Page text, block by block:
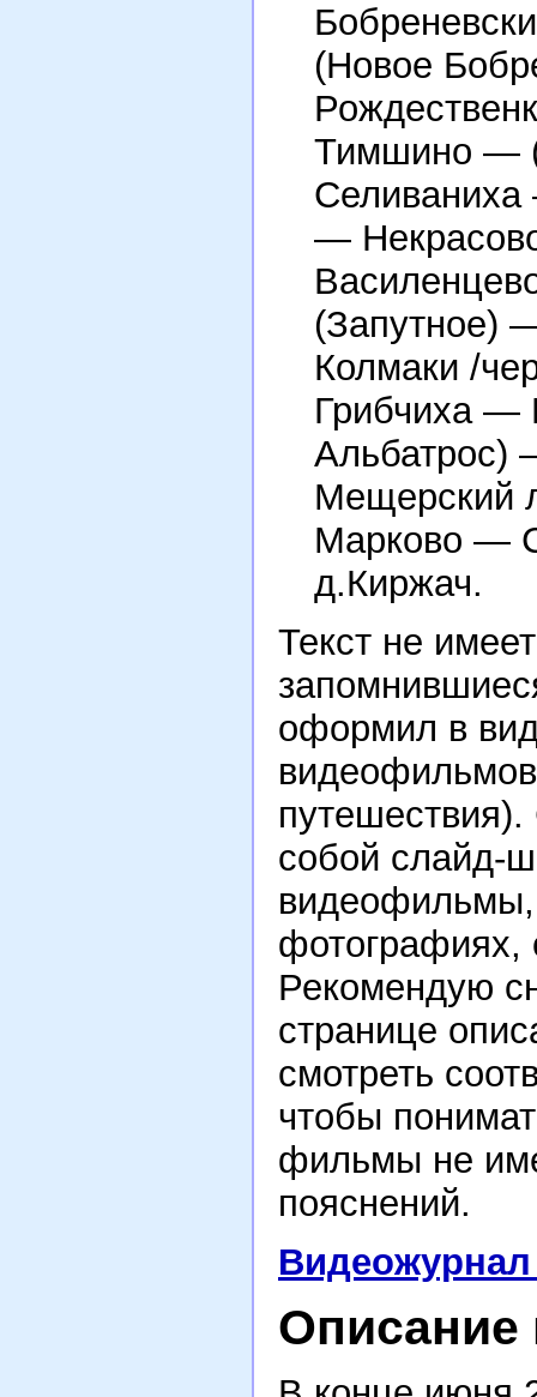
(Новое
Тимшино —
—
(Запутное)
Колмаки /
Грибчиха —
Альбатрос)
Мещерский
Марково —
д.Киржач.
Текст не
оформил в
собой слайд-
видеофильмы,
фотографиях,
Рекомендую
странице
смотреть
чтобы
фильмы не
пояснений.
Описание